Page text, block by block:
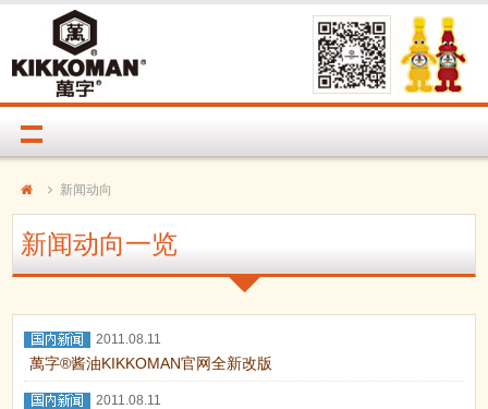
新闻动向
新闻动向一览
2011.08.11
萬字®酱油KIKKOMAN官网全新改版
2011.08.11